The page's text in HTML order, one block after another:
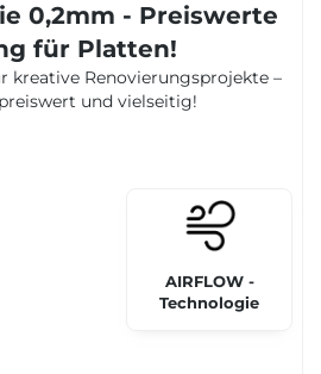
0,2mm - Preiswerte
für Platten!
kreative Renovierungsprojekte –
und vielseitig!
AIRFLOW -
Technologie